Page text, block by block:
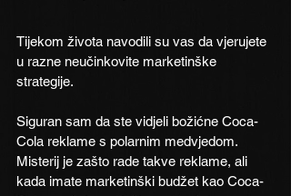
Tijekom života navodili su vas da vjerujete
u razne neučinkovite marketinške
strategije.
Siguran sam da ste vidjeli božićne Coca-
Cola reklame s polarnim medvjedom.
Misterij je zašto rade takve reklame, ali
kada imate marketinški budžet kao Coca-